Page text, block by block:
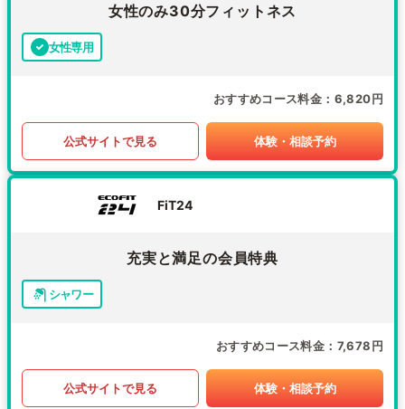
女性のみ30分フィットネス
女性専用
おすすめコース料金 6,820円
公式サイトで見る 体験・相談予約
FiT24
充実と満足の会員特典
シャワー
おすすめコース料金 7,678円
公式サイトで見る 体験・相談予約